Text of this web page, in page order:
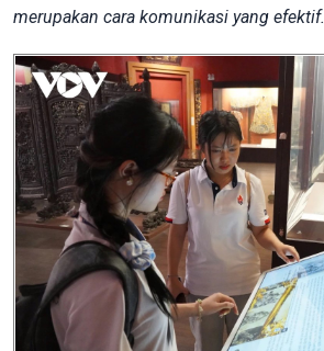
merupakan cara komunikasi yang efektif.